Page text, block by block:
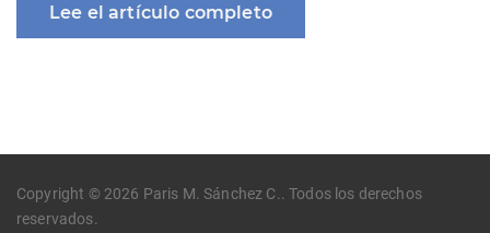
Lee el artículo completo
Copyright © 2026 Paris M. Sánchez C.. Todos los derechos
reservados.